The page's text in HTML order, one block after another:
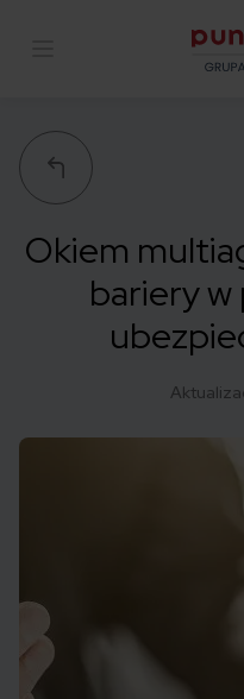
Okiem
bariery w